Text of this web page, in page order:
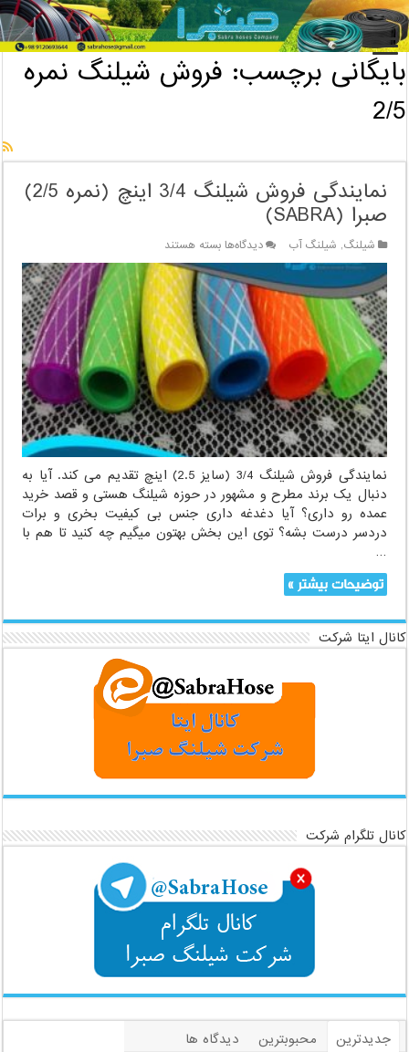
خانه / بایگانی برچسب: فروش شیلنگ نمره 2/5
بایگانی برچسب: فروش شیلنگ نمره
2/5
نمایندگی فروش شیلنگ 3/4 اینچ (نمره 2/5)
صبرا (SABRA)
شیلنگ, شیلنگ آب دیدگاه‌هابرای
نمایندگی
فروش
شیلنگ
3/4
اینچ
(نمره
2/5)
صبرا
(SABRA)
بسته هستند
نمایندگی فروش شیلنگ 3/4 (سایز 2.5) اینچ تقدیم می کند. آیا به
دنبال یک برند مطرح و مشهور در حوزه شیلنگ هستی و قصد خرید
عمده رو داری؟ آیا دغدغه داری جنس بی کیفیت بخری و برات
دردسر درست بشه؟ توی این بخش بهتون میگیم چه کنید تا هم با
…
توضیحات بیشتر »
کانال ایتا شرکت
کانال تلگرام شرکت
جدیدترین محبوبترین
دیدگاه ها